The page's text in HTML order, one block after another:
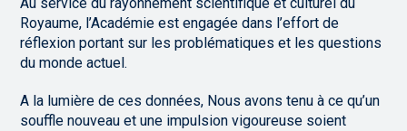
Au service du rayonnement scientifique et culturel du
Royaume, l’Académie est engagée dans l’effort de
réflexion portant sur les problématiques et les questions
du monde actuel.
A la lumière de ces données, Nous avons tenu à ce qu’un
souffle nouveau et une impulsion vigoureuse soient